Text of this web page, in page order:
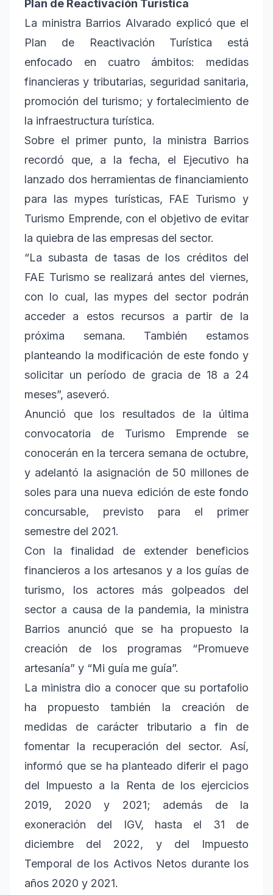
Plan de Reactivación Turística
La ministra Barrios Alvarado explicó que el
Plan de Reactivación Turística está
enfocado en cuatro ámbitos: medidas
financieras y tributarias, seguridad sanitaria,
promoción del turismo; y fortalecimiento de
la infraestructura turística.
Sobre el primer punto, la ministra Barrios
recordó que, a la fecha, el Ejecutivo ha
lanzado dos herramientas de financiamiento
para las mypes turísticas, FAE Turismo y
Turismo Emprende, con el objetivo de evitar
la quiebra de las empresas del sector.
“La subasta de tasas de los créditos del
FAE Turismo se realizará antes del viernes,
con lo cual, las mypes del sector podrán
acceder a estos recursos a partir de la
próxima semana. También estamos
planteando la modificación de este fondo y
solicitar un período de gracia de 18 a 24
meses”, aseveró.
Anunció que los resultados de la última
convocatoria de Turismo Emprende se
conocerán en la tercera semana de octubre,
y adelantó la asignación de 50 millones de
soles para una nueva edición de este fondo
concursable, previsto para el primer
semestre del 2021.
Con la finalidad de extender beneficios
financieros a los artesanos y a los guías de
turismo, los actores más golpeados del
sector a causa de la pandemia, la ministra
Barrios anunció que se ha propuesto la
creación de los programas “Promueve
artesanía” y “Mi guía me guía”.
La ministra dio a conocer que su portafolio
ha propuesto también la creación de
medidas de carácter tributario a fin de
fomentar la recuperación del sector. Así,
informó que se ha planteado diferir el pago
del Impuesto a la Renta de los ejercicios
2019, 2020 y 2021; además de la
exoneración del IGV, hasta el 31 de
diciembre del 2022, y del Impuesto
Temporal de los Activos Netos durante los
años 2020 y 2021.